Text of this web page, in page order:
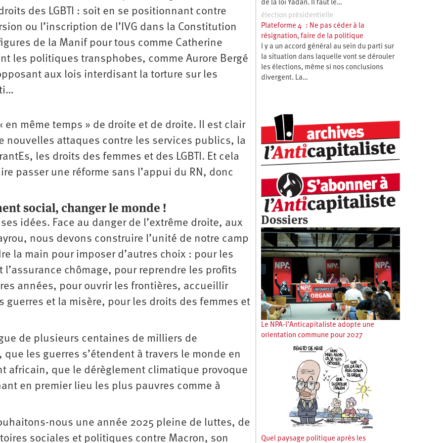
des LGBTI : soit en se ­positionnant contre
ou l’inscription de l’IVG dans la Constitution
de la Manif pour tous comme Catherine
les politiques transphobes, comme Aurore Bergé
aux lois interdisant la torture sur les
même temps » de droite et de droite. Il est clair
nouvelles attaques contre les services publics, la
les droits des femmes et des LGBTI. Et cela
passer une réforme sans l’appui du RN, donc
social, changer le monde !
idées. Face au danger de l’extrême droite, aux
nous devons construire l’unité de notre camp
la main pour imposer d’autres choix : pour les
chômage, pour reprendre les profits
années, pour ouvrir les frontières, accueillir
guerres et la misère, pour les droits des femmes et
de plusieurs centaines de milliers de
les guerres s’étendent à travers le monde en
africain, que le dérèglement climatique provoque
en premier lieu les plus pauvres comme à
nous une année 2025 pleine de luttes, de
sociales et politiques contre Macron, son
de la loi Yadan. Il faut le…
élection présidentielle
Plateforme 4 : Ne pas céder à la
résignation, faire de la politique
l y a un accord général au sein du parti sur
la situation dans laquelle vont se dérouler
les élections, même si nos conclusions
divergent. La…
Dossiers
Le NPA-l’Anticapitaliste adopte une
orientation commune pour 2027
Quel paysage politique après les